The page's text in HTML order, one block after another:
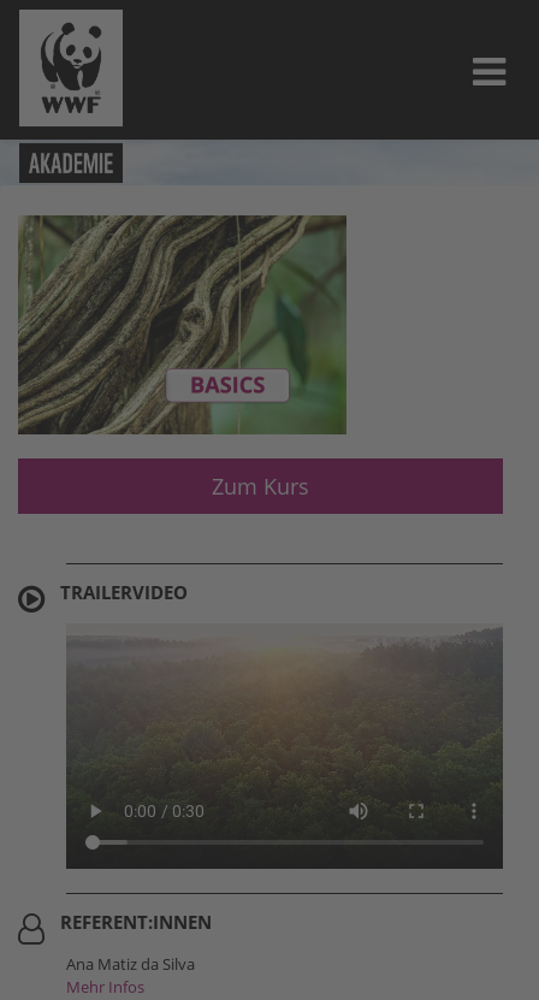
Zum Kurs
TRAILERVIDEO
REFERENT:INNEN
Ana Matiz da Silva
Mehr Infos